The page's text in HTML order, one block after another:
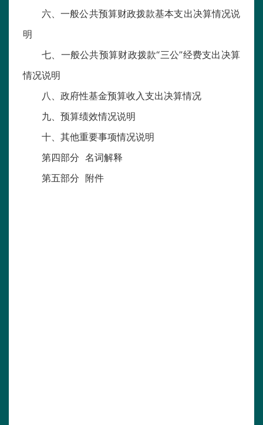
六、一般公共预算财政拨款基本支出决算情况说
明
七、一般公共预算财政拨款“三公”经费支出决算
情况说明
八、政府性基金预算收入支出决算情况
九、预算绩效情况说明
十、其他重要事项情况说明
第四部分 名词解释
第五部分 附件